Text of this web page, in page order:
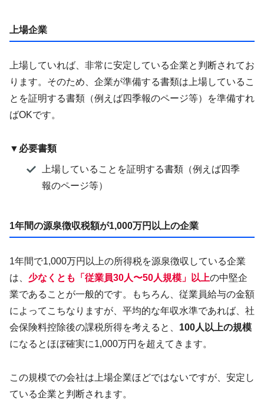
上場企業
上場していれば、非常に安定している企業と判断されてお
ります。そのため、企業が準備する書類は上場しているこ
とを証明する書類（例えば四季報のページ等）を準備すれ
ばOKです。
▼必要書類
上場していることを証明する書類（例えば四季
報のページ等）
1年間の源泉徴収税額が1,000万円以上の企業
1年間で1,000万円以上の所得税を源泉徴収している企業
は、 少なくとも「従業員30人〜50人規模」以上の中堅企
業であることが一般的です。もちろん、従業員給与の金額
によってこちなりますが、平均的な年収水準であれば、社
会保険料控除後の課税所得を考えると、 100人以上の規模
になるとほぼ確実に1,000万円を超えてきます。
この規模での会社は上場企業ほどではないですが、安定し
ている企業と判断されます。